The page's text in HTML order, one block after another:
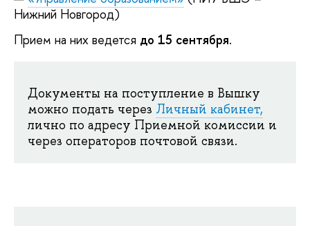
Нижний Новгород)
Прием на них ведется до 15 сентября.
Документы на поступление в Вышку
можно подать через Личный кабинет,
лично по адресу Приемной комиссии и
через операторов почтовой связи.